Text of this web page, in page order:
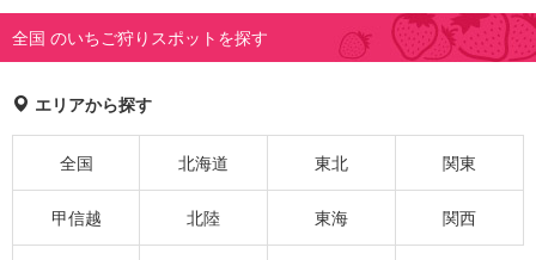
全国 のいちご狩りスポットを探す
エリアから探す
全国 北海道 東北 関東
甲信越 北陸 東海 関西